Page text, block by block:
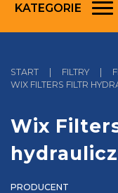
KATEGORIE
START | FILTRY |
WIX FILTERS FILTR
Wix
PRODUCENT